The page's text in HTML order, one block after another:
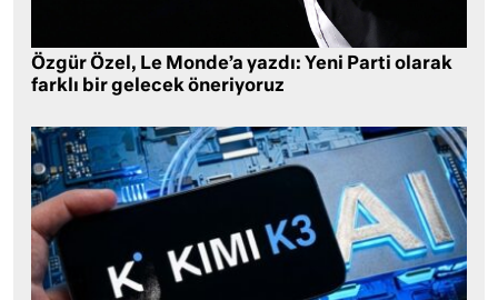
Özgür Özel, Le Monde’a yazdı: Yeni Parti olarak
farklı bir gelecek öneriyoruz